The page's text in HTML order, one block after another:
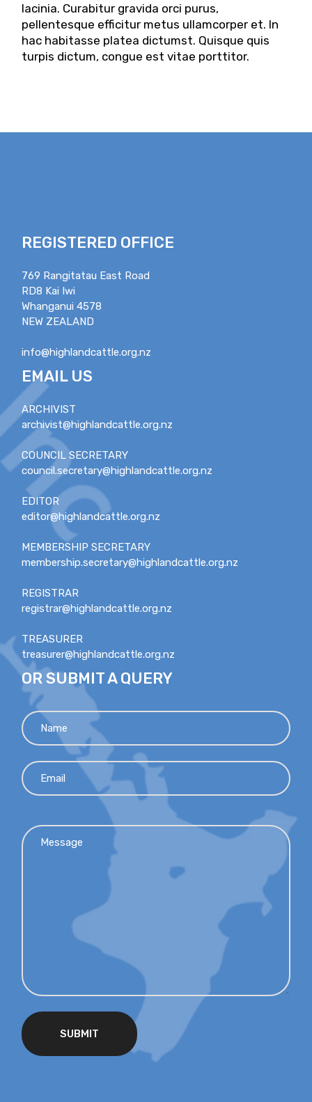
lacinia. Curabitur gravida orci purus,
pellentesque efficitur metus ullamcorper et. In
hac habitasse platea dictumst. Quisque quis
turpis dictum, congue est vitae porttitor.
REGISTERED OFFICE
769 Rangitatau East Road
RD8 Kai Iwi
Whanganui 4578
NEW ZEALAND
info@highlandcattle.org.nz
EMAIL US
ARCHIVIST
archivist@highlandcattle.org.nz
COUNCIL SECRETARY
council.secretary@highlandcattle.org.nz
EDITOR
editor@highlandcattle.org.nz
MEMBERSHIP SECRETARY
membership.secretary@highlandcattle.org.nz
REGISTRAR
registrar@highlandcattle.org.nz
TREASURER
treasurer@highlandcattle.org.nz
OR SUBMIT A QUERY
SUBMIT